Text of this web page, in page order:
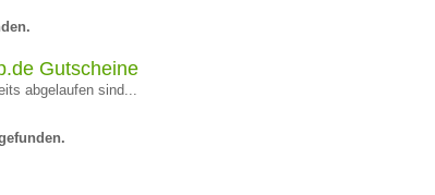
Gutscheine
abgelaufen sind...